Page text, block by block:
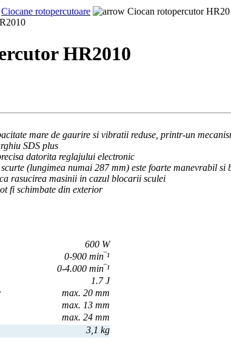
Ciocane rotopercutoare
Ciocan rotopercutor
HR2010
mare de gaurire si vibratii reduse, printr-un
SDS plus
datorita reglajului electronic
(lungimea numai 287 mm) este foarte manevrabil si
rasucirea masinii in cazul blocarii sculei
fi schimbate din exterior
600 W
0-900 min‾¹
0-4.000 min‾¹
1.7 J
max. 20 mm
max. 13 mm
max. 24 mm
3,1 kg